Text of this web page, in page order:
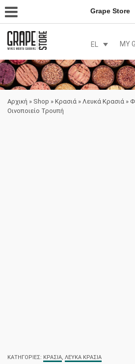
Grape Store
EL MY
Αρχική » Shop » Κρασιά » Λευκά Κρασιά »
Οινοποιείο Τρουπή
ΚΑΤΗΓΟΡΊΕΣ: ΚΡΑΣΙΆ, ΛΕΥΚΆ ΚΡΑΣΙΆ